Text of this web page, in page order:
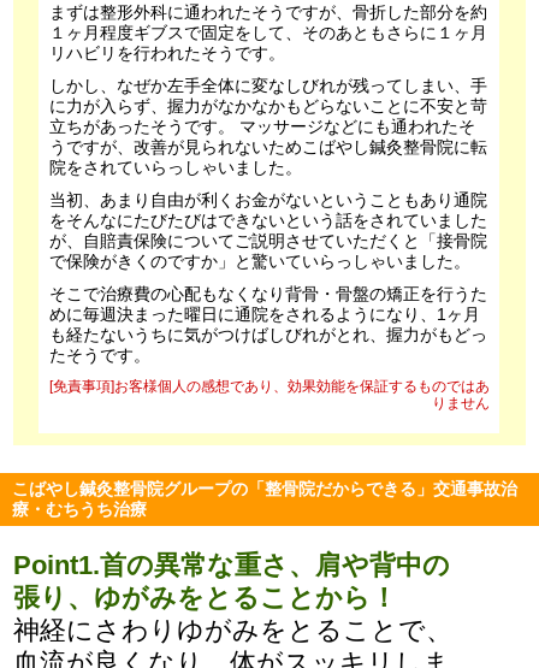
まずは整形外科に通われたそうですが、骨折した部分を約
１ヶ月程度ギブスで固定をして、そのあともさらに１ヶ月
リハビリを行われたそうです。
しかし、なぜか左手全体に変なしびれが残ってしまい、手
に力が入らず、握力がなかなかもどらないことに不安と苛
立ちがあったそうです。 マッサージなどにも通われたそ
うですが、改善が見られないためこばやし鍼灸整骨院に転
院をされていらっしゃいました。
当初、あまり自由が利くお金がないということもあり通院
をそんなにたびたびはできないという話をされていました
が、自賠責保険についてご説明させていただくと「接骨院
で保険がきくのですか」と驚いていらっしゃいました。
そこで治療費の心配もなくなり背骨・骨盤の矯正を行うた
めに毎週決まった曜日に通院をされるようになり、1ヶ月
も経たないうちに気がつけばしびれがとれ、握力がもどっ
たそうです。
[免責事項]お客様個人の感想であり、効果効能を保証するものではあ
りません
こばやし鍼灸整骨院グループの「整骨院だからできる」交通事故治
療・むちうち治療
Point1.首の異常な重さ、肩や背中の
張り、ゆがみをとることから！
神経にさわりゆがみをとることで、